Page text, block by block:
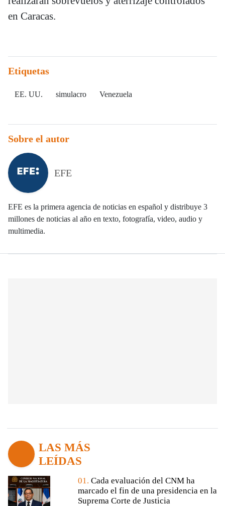
en Caracas.
Etiquetas
EE. UU. simulacro Venezuela
Sobre el autor
EFE
EFE es la primera agencia de noticias en español y distribuye 3
millones de noticias al año en texto, fotografía, video, audio y
multimedia.
LAS MÁS
LEÍDAS
01. Cada evaluación del CNM ha
marcado el fin de una presidencia en la
Suprema Corte de Justicia